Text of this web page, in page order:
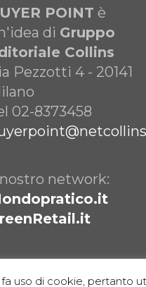
POINT è
di Gruppo
Collins
Pezzotti 4 - 20141
02-8373458
network:
uso di cookie, pertanto